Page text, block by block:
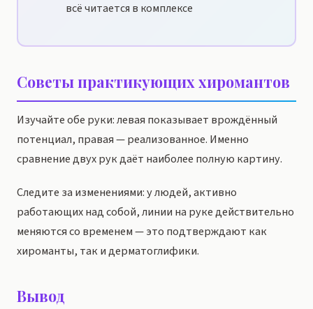
всё читается в комплексе
Советы практикующих хиромантов
Изучайте обе руки: левая показывает врождённый
потенциал, правая — реализованное. Именно
сравнение двух рук даёт наиболее полную картину.
Следите за изменениями: у людей, активно
работающих над собой, линии на руке действительно
меняются со временем — это подтверждают как
хироманты, так и дерматоглифики.
Вывод